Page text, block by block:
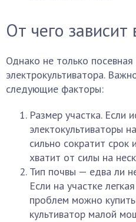
От чего зависит
Однако не только
электрокультиватора.
следующие факторы:
Размер участка. Если
электокультиваторы
сильно сократит срок
хватит от силы на
Тип почвы — едва ли
Если на участке
проблем можно купить
культиватор малой